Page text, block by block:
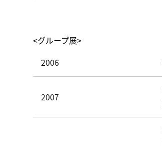
<グループ展>
2006
2007